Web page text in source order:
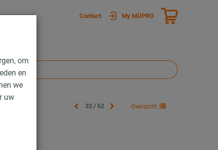
om
en
we
uw
Contact My MÜPRO
33 / 62 Overzicht